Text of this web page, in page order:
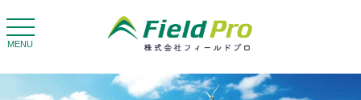
toggle
navigation
MENU